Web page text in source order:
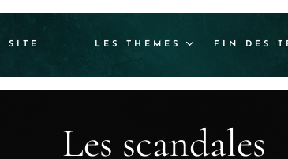
SITE . LES THEMES FIN DES
Les scandales